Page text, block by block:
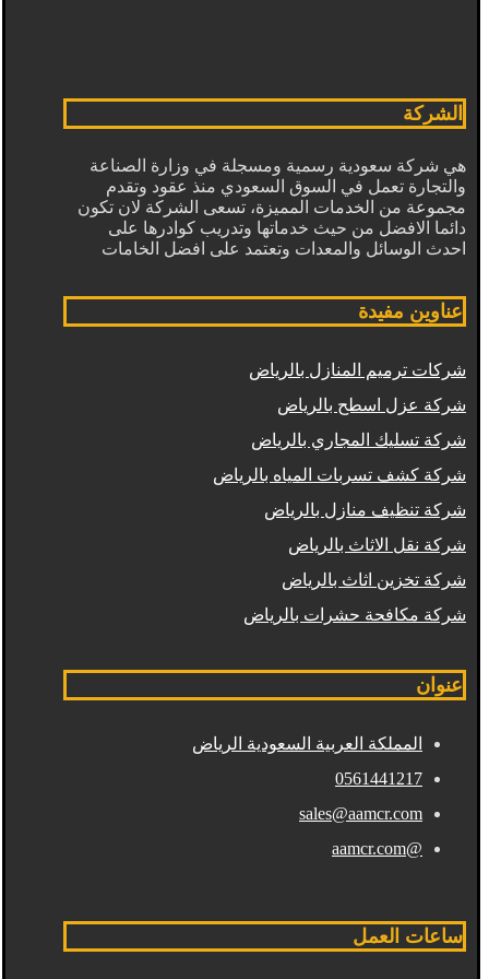
الشركة
هي شركة سعودية رسمية ومسجلة في وزارة الصناعة
والتجارة تعمل في السوق السعودي منذ عقود وتقدم
مجموعة من الخدمات المميزة، تسعى الشركة لان تكون
دائما الافضل من حيث خدماتها وتدريب كوادرها على
احدث الوسائل والمعدات وتعتمد على افضل الخامات
عناوين مفيدة
شركات ترميم المنازل بالرياض
شركة عزل اسطح بالرياض
شركة تسليك المجاري بالرياض
شركة كشف تسربات المياه بالرياض
شركة تنظيف منازل بالرياض
شركة نقل الاثاث بالرياض
شركة تخزين اثاث بالرياض
شركة مكافحة حشرات بالرياض
عنوان
المملكة العربية السعودية الرياض
0561441217
sales@aamcr.com
@aamcr.com
ساعات العمل